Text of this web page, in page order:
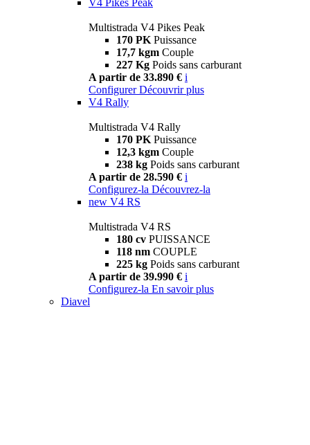
Multistrada V4 Pikes Peak
170 PK Puissance
17,7 kgm Couple
227 Kg Poids sans carburant
A partir de 33.890 € i
Configurer Découvrir plus
V4 Rally
Multistrada V4 Rally
170 PK Puissance
12,3 kgm Couple
238 kg Poids sans carburant
A partir de 28.590 € i
Configurez-la Découvrez-la
new V4 RS
Multistrada V4 RS
180 cv PUISSANCE
118 nm COUPLE
225 kg Poids sans carburant
A partir de 39.990 € i
Configurez-la En savoir plus
Diavel